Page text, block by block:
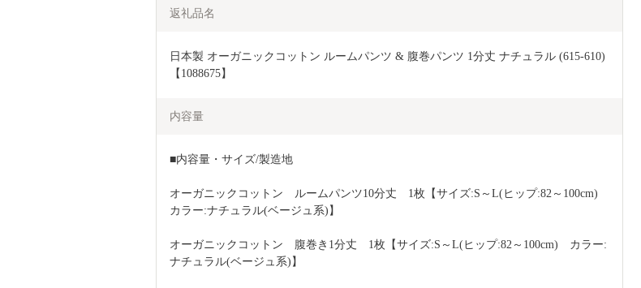
返礼品名
日本製 オーガニックコットン ルームパンツ & 腹巻パンツ 1分丈 ナチュラル (615-610)
【1088675】
内容量
■内容量・サイズ/製造地
オーガニックコットン　ルームパンツ10分丈　1枚【サイズ:S～L(ヒップ:82～100cm)
カラー:ナチュラル(ベージュ系)】
オーガニックコットン　腹巻き1分丈　1枚【サイズ:S～L(ヒップ:82～100cm)　カラー:
ナチュラル(ベージュ系)】